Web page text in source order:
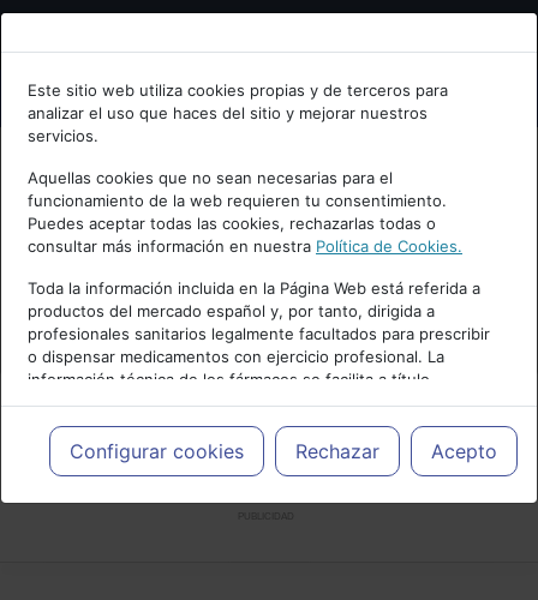
Bienvenid@ a psiquiatria.com
Escribe tu Email
Accede o regístrate con tu email.
Cancelar
Este sitio web utiliza cookies propias y de terceros para
analizar el uso que haces del sitio y mejorar nuestros
servicios.
Aquellas cookies que no sean necesarias para el
funcionamiento de la web requieren tu consentimiento.
Puedes aceptar todas las cookies, rechazarlas todas o
consultar más información en nuestra Política de Cookies.
Toda la información incluida en la Página Web está referida a
productos del mercado español y, por tanto, dirigida a
profesionales sanitarios legalmente facultados para prescribir
o dispensar medicamentos con ejercicio profesional. La
información técnica de los fármacos se facilita a título
meramente informativo, siendo responsabilidad de los
profesionales facultados prescribir medicamentos y decidir, en
cada caso concreto, el tratamiento más adecuado a las
necesidades del paciente.
Configurar cookies Rechazar Acepto